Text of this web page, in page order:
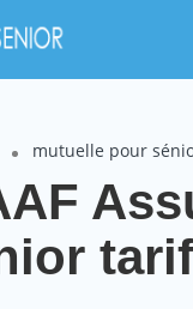
mutuelle pour